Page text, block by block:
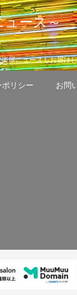
ュース～
屋ニュースもお届け
リシー お問